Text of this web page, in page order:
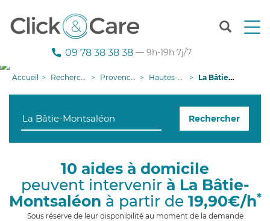
T
n
g
o
n
09 78 38 38 38 — 9h-19h 7j/7
Accueil Recherche aide à domicile Provence-Alpes-Côte d'Azur Hautes-Alpes La Bâtie-Montsaléon
Rechercher
10 aides à domicile
peuvent intervenir à La Bâtie-
Montsaléon à partir de 19,90€/h*
Sous réserve de leur disponibilité au moment de la demande